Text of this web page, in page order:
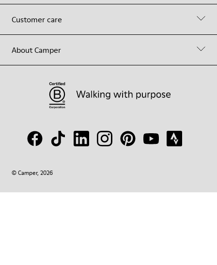
Customer care
About Camper
© Camper, 2026